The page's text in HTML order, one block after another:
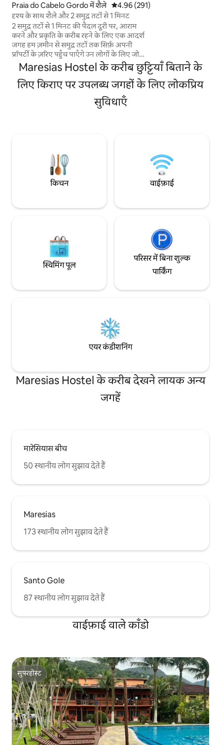
Praia do Cabelo Gordo में शैले औसत रेटिंग 5 में से 4.96, 291 समीक्षाएँ
4.96 (291)
दृश्य के साथ शैले और 2 समुद्र तटों से 1 मिनट
2 समुद्र तटों से 1 मिनट की पैदल दूरी पर, आराम
करने और प्रकृति के करीब रहने के लिए एक आदर्श
जगह हम ज़मीन से समुद्र तटों तक सिर्फ़ अपनी
प्रॉपर्टी के ज़रिए पहुँच पाएँगे उन लोगों के लिए जो
मुख्य रूप से गर्मियों में शांति और निजता की तलाश में
हैं जब समुद्र तटों पर भीड़ होती है एक संरक्षण क्षेत्र में
स्थित है, जो Usp के समुद्री अनुसंधान संस्थान का घर
है। घर के मेहमानों और संस्थान के लिए संपत्ति और
बीच का ऐक्सेस प्रतिबंधित है इल्हाबेला और आस -
पास के समुद्र तटों के खूबसूरत नज़ारों वाली 10,000
Maresias Hostel के करीब छुट्टियाँ बिताने के
लिए किराए पर उपलब्ध जगहों के लिए लोकप्रिय
सुविधाएँ
किचन वाईफ़ाई
स्विमिंग पूल
परिसर में बिना शुल्क
पार्किंग
एयर कंडीशनिंग
Maresias Hostel के करीब देखने लायक अन्य
जगहें
मारेसियास बीच
50 स्थानीय लोग सुझाव देते हैं
Maresias
173 स्थानीय लोग सुझाव देते हैं
Santo Gole
87 स्थानीय लोग सुझाव देते हैं
वाईफ़ाई वाले काँडो
सुपरहोस्ट
सुपरहोस्ट